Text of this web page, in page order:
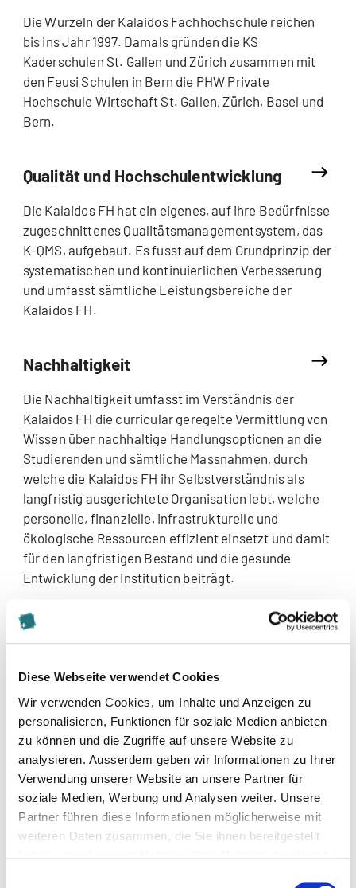
Diese Webseite verwendet Cookies
Wir verwenden Cookies, um Inhalte und Anzeigen zu
personalisieren, Funktionen für soziale Medien anbieten
zu können und die Zugriffe auf unsere Website zu
analysieren. Ausserdem geben wir Informationen zu Ihrer
Verwendung unserer Website an unsere Partner für
soziale Medien, Werbung und Analysen weiter. Unsere
Partner führen diese Informationen möglicherweise mit
weiteren Daten zusammen, die Sie ihnen bereitgestellt
Die Wurzeln der Kalaidos Fachhochschule reichen
bis ins Jahr 1997. Damals gründen die KS
Kaderschulen St. Gallen und Zürich zusammen mit
den Feusi Schulen in Bern die PHW Private
Hochschule Wirtschaft St. Gallen, Zürich, Basel und
Bern.
Qualität und Hochschulentwicklung
Die Kalaidos FH hat ein eigenes, auf ihre Bedürfnisse
zugeschnittenes Qualitätsmanagementsystem, das
K-QMS, aufgebaut. Es fusst auf dem Grundprinzip der
systematischen und kontinuierlichen Verbesserung
und umfasst sämtliche Leistungsbereiche der
Kalaidos FH.
Nachhaltigkeit
Die Nachhaltigkeit umfasst im Verständnis der
Kalaidos FH die curricular geregelte Vermittlung von
Wissen über nachhaltige Handlungsoptionen an die
Studierenden und sämtliche Massnahmen, durch
welche die Kalaidos FH ihr Selbstverständnis als
langfristig ausgerichtete Organisation lebt, welche
personelle, finanzielle, infrastrukturelle und
ökologische Ressourcen effizient einsetzt und damit
für den langfristigen Bestand und die gesunde
Entwicklung der Institution beiträgt.
Chancengleichheit, Diversität und
Inklusion (FCDI) engagiert sich für Vielfalt,
Integration und Chancengleichheit.
Ombudsstelle Integrität in Forschung
und Lehre
Die Integritätsbeauftragten der Kommission zur